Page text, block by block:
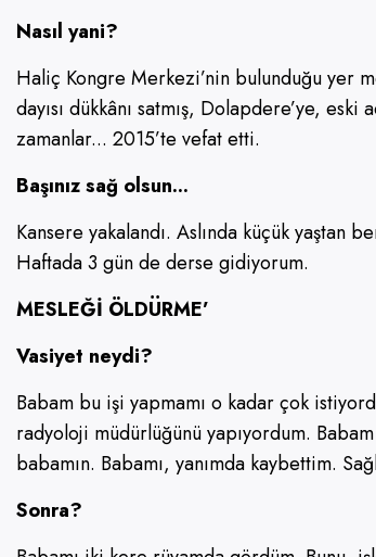
Nasıl yani?
Haliç Kongre Merkezi’nin bulunduğu yer
dayısı dükkânı satmış, Dolapdere’ye,
zamanlar... 2015’te vefat etti.
Başınız sağ olsun...
Kansere yakalandı. Aslında küçük
Haftada 3 gün de derse gidiyorum.
MESLEĞİ ÖLDÜRME’
Vasiyet neydi?
Babam bu işi yapmamı o kadar çok
radyoloji müdürlüğünü yapıyordum.
babamın. Babamı, yanımda kaybettim.
Sonra?